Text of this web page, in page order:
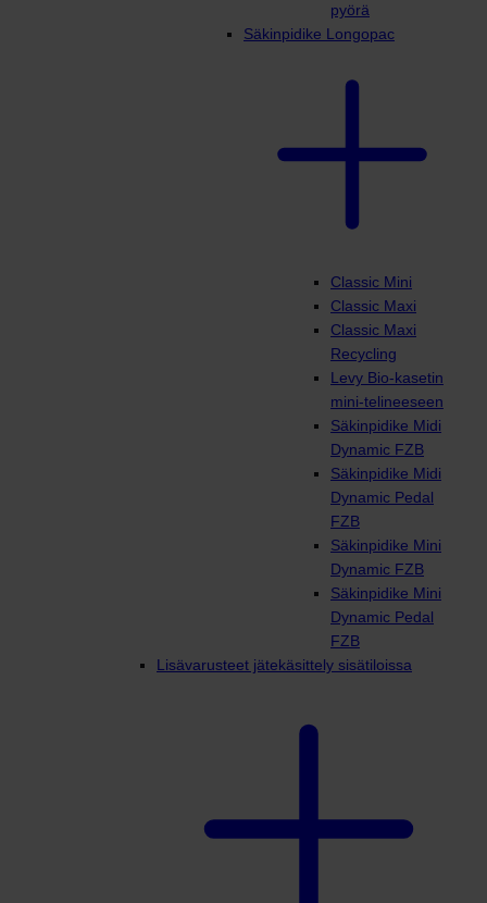
pyörä
Säkinpidike Longopac
Classic Mini
Classic Maxi
Classic Maxi
Recycling
Levy Bio-kasetin
mini-telineeseen
Säkinpidike Midi
Dynamic FZB
Säkinpidike Midi
Dynamic Pedal
FZB
Säkinpidike Mini
Dynamic FZB
Säkinpidike Mini
Dynamic Pedal
FZB
Lisävarusteet jätekäsittely sisätiloissa